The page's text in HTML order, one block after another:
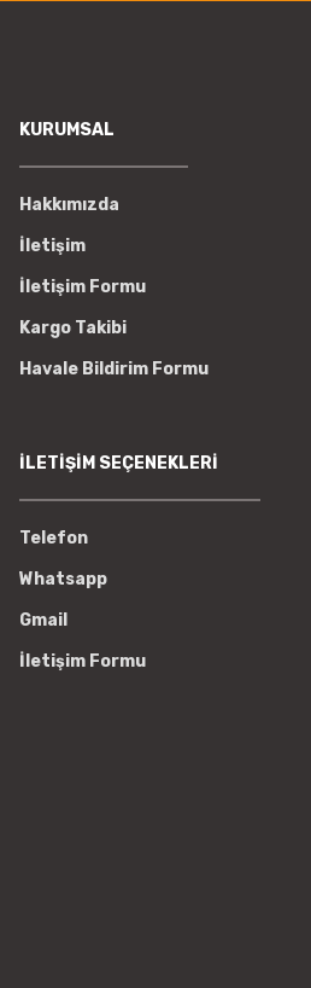
KURUMSAL
Hakkımızda
İletişim
İletişim Formu
Kargo Takibi
Havale Bildirim Formu
İLETİŞİM SEÇENEKLERİ
Telefon
Whatsapp
Gmail
İletişim Formu